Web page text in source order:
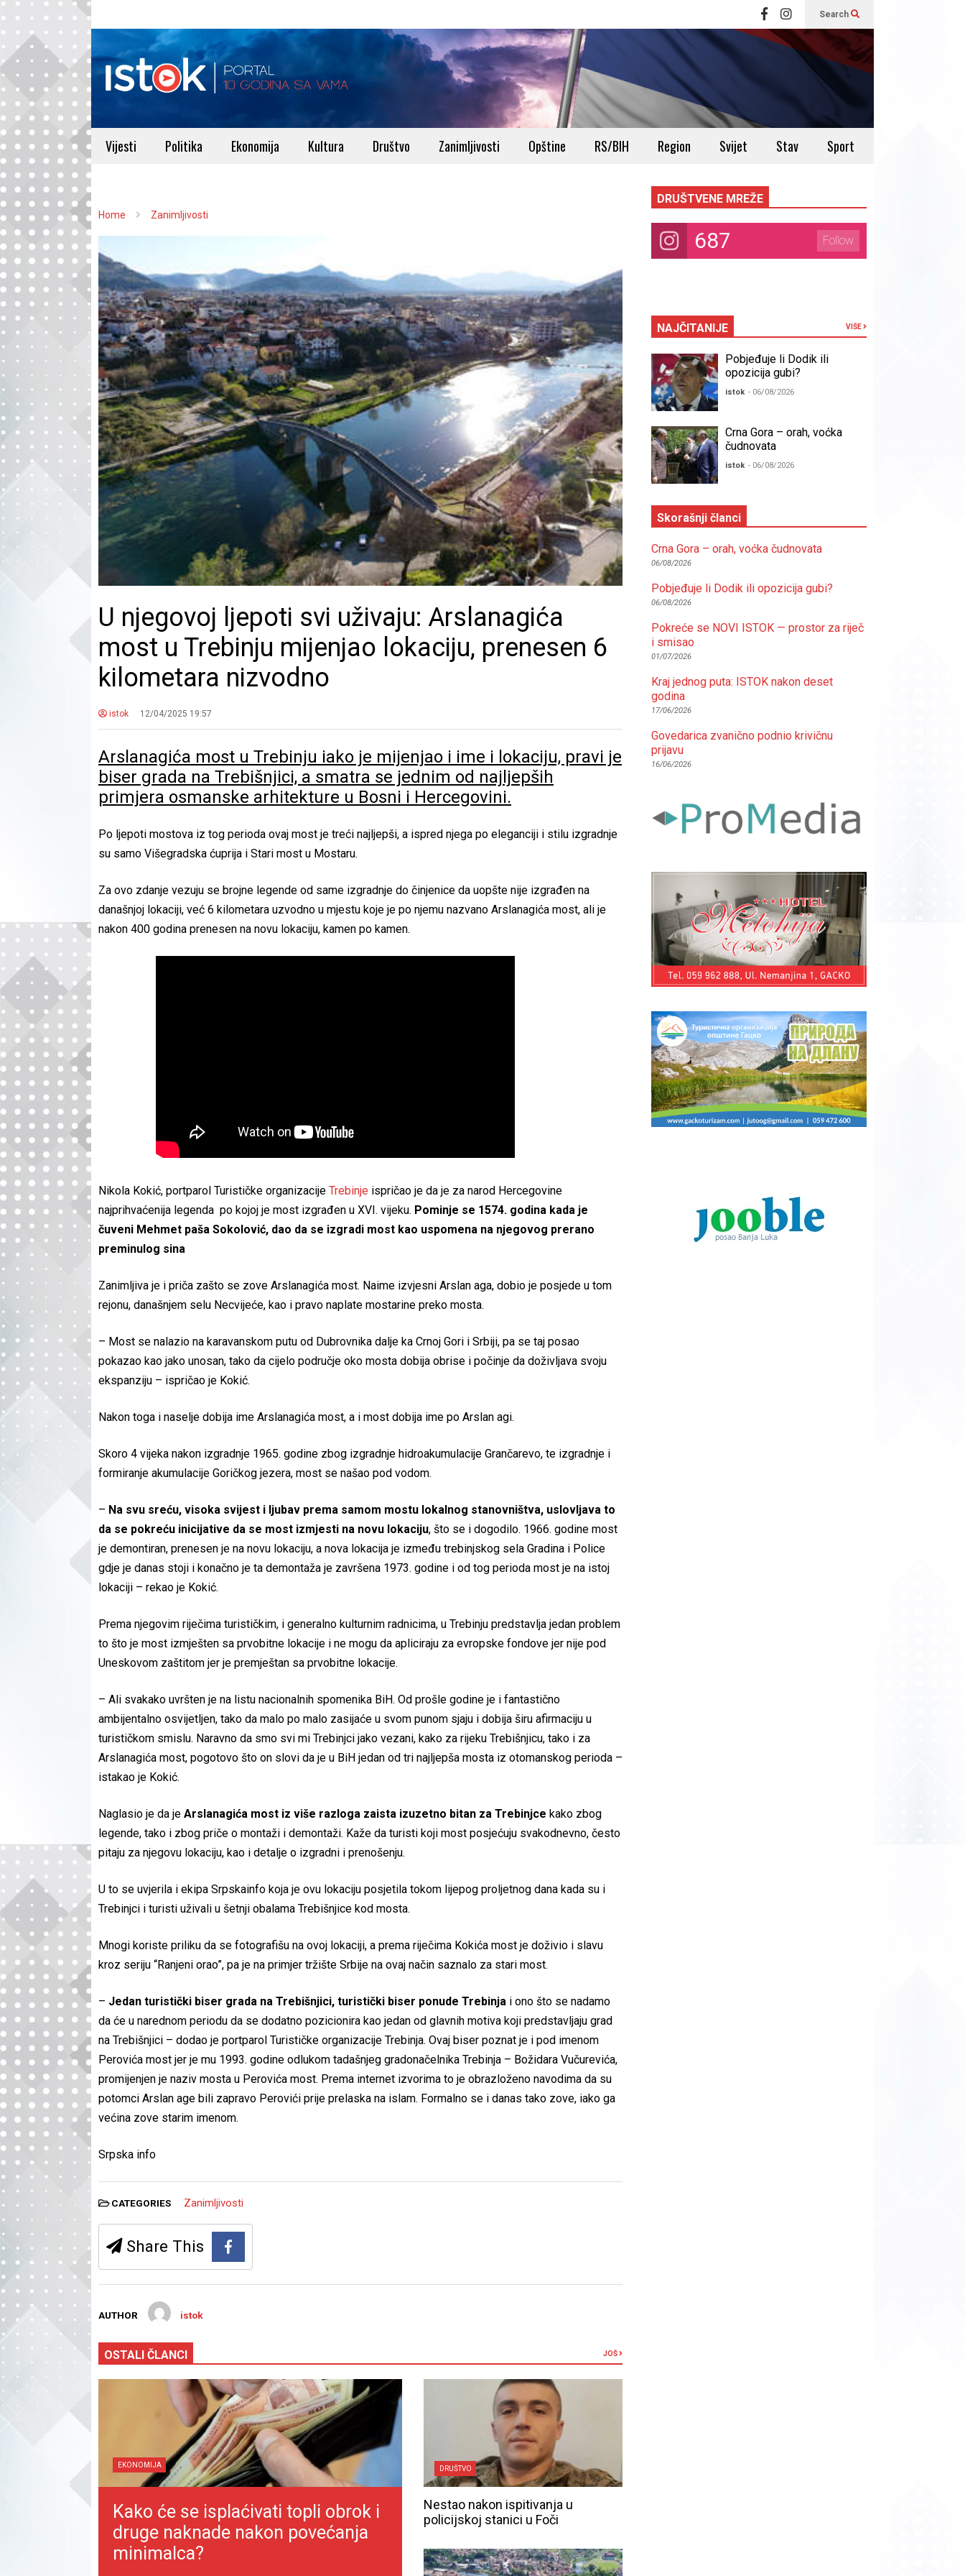
Search
Vijesti Politika Ekonomija Kultura Društvo Zanimljivosti Opštine RS/BIH Region Svijet Stav Sport
Home Zanimljivosti
U njegovoj ljepoti svi uživaju: Arslanagića
most u Trebinju mijenjao lokaciju, prenesen 6
kilometara nizvodno
istok 12/04/2025 19:57
Arslanagića most u Trebinju iako je mijenjao i ime i lokaciju, pravi je
biser grada na Trebišnjici, a smatra se jednim od najljepših
primjera osmanske arhitekture u Bosni i Hercegovini.
Po ljepoti mostova iz tog perioda ovaj most je treći najljepši, a ispred njega po eleganciji i stilu izgradnje
su samo Višegradska ćuprija i Stari most u Mostaru.
Za ovo zdanje vezuju se brojne legende od same izgradnje do činjenice da uopšte nije izgrađen na
današnjoj lokaciji, već 6 kilometara uzvodno u mjestu koje je po njemu nazvano Arslanagića most, ali je
nakon 400 godina prenesen na novu lokaciju, kamen po kamen.
Nikola Kokić, portparol Turističke organizacije Trebinje ispričao je da je za narod Hercegovine
najprihvaćenija legenda po kojoj je most izgrađen u XVI. vijeku. Pominje se 1574. godina kada je
čuveni Mehmet paša Sokolović, dao da se izgradi most kao uspomena na njegovog prerano
preminulog sina
Zanimljiva je i priča zašto se zove Arslanagića most. Naime izvjesni Arslan aga, dobio je posjede u tom
rejonu, današnjem selu Necvijeće, kao i pravo naplate mostarine preko mosta.
– Most se nalazio na karavanskom putu od Dubrovnika dalje ka Crnoj Gori i Srbiji, pa se taj posao
pokazao kao jako unosan, tako da cijelo područje oko mosta dobija obrise i počinje da doživljava svoju
ekspanziju – ispričao je Kokić.
Nakon toga i naselje dobija ime Arslanagića most, a i most dobija ime po Arslan agi.
Skoro 4 vijeka nakon izgradnje 1965. godine zbog izgradnje hidroakumulacije Grančarevo, te izgradnje i
formiranje akumulacije Goričkog jezera, most se našao pod vodom.
– Na svu sreću, visoka svijest i ljubav prema samom mostu lokalnog stanovništva, uslovljava to
da se pokreću inicijative da se most izmjesti na novu lokaciju, što se i dogodilo. 1966. godine most
je demontiran, prenesen je na novu lokaciju, a nova lokacija je između trebinjskog sela Gradina i Police
gdje je danas stoji i konačno je ta demontaža je završena 1973. godine i od tog perioda most je na istoj
lokaciji – rekao je Kokić.
Prema njegovim riječima turističkim, i generalno kulturnim radnicima, u Trebinju predstavlja jedan problem
to što je most izmješten sa prvobitne lokacije i ne mogu da apliciraju za evropske fondove jer nije pod
Uneskovom zaštitom jer je premještan sa prvobitne lokacije.
– Ali svakako uvršten je na listu nacionalnih spomenika BiH. Od prošle godine je i fantastično
ambijentalno osvijetljen, tako da malo po malo zasijaće u svom punom sjaju i dobija širu afirmaciju u
turističkom smislu. Naravno da smo svi mi Trebinjci jako vezani, kako za rijeku Trebišnjicu, tako i za
Arslanagića most, pogotovo što on slovi da je u BiH jedan od tri najljepša mosta iz otomanskog perioda –
istakao je Kokić.
Naglasio je da je Arslanagića most iz više razloga zaista izuzetno bitan za Trebinjce kako zbog
legende, tako i zbog priče o montaži i demontaži. Kaže da turisti koji most posjećuju svakodnevno, često
pitaju za njegovu lokaciju, kao i detalje o izgradni i prenošenju.
U to se uvjerila i ekipa Srpskainfo koja je ovu lokaciju posjetila tokom lijepog proljetnog dana kada su i
Trebinjci i turisti uživali u šetnji obalama Trebišnjice kod mosta.
Mnogi koriste priliku da se fotografišu na ovoj lokaciji, a prema riječima Kokića most je doživio i slavu
kroz seriju “Ranjeni orao”, pa je na primjer tržište Srbije na ovaj način saznalo za stari most.
– Jedan turistički biser grada na Trebišnjici, turistički biser ponude Trebinja i ono što se nadamo
da će u narednom periodu da se dodatno pozicionira kao jedan od glavnih motiva koji predstavljaju grad
na Trebišnjici – dodao je portparol Turističke organizacije Trebinja. Ovaj biser poznat je i pod imenom
Perovića most jer je mu 1993. godine odlukom tadašnjeg gradonačelnika Trebinja – Božidara Vučurevića,
promijenjen je naziv mosta u Perovića most. Prema internet izvorima to je obrazloženo navodima da su
potomci Arslan age bili zapravo Perovići prije prelaska na islam. Formalno se i danas tako zove, iako ga
većina zove starim imenom.
Srpska info
CATEGORIES Zanimljivosti
Share This
AUTHOR istok
OSTALI ČLANCI JOŠ
EKONOMIJA
Kako će se isplaćivati topli obrok i
druge naknade nakon povećanja
minimalca?
DRUŠTVO
Nestao nakon ispitivanja u
policijskoj stanici u Foči
DRUŠTVENE MREŽE
687 Follow
NAJČITANIJE VIŠE
Pobjeđuje li Dodik ili
opozicija gubi?
istok - 06/08/2026
Crna Gora – orah, voćka
čudnovata
istok - 06/08/2026
Skorašnji članci
Crna Gora – orah, voćka čudnovata
06/08/2026
Pobjeđuje li Dodik ili opozicija gubi?
06/08/2026
Pokreće se NOVI ISTOK — prostor za riječ
i smisao
01/07/2026
Kraj jednog puta: ISTOK nakon deset
godina
17/06/2026
Govedarica zvanično podnio krivičnu
prijavu
16/06/2026